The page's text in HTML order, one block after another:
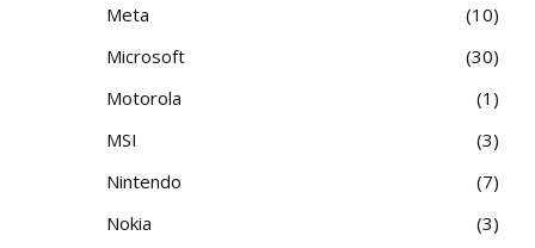
Meta
10
Microsoft
30
Motorola
1
MSI
3
Nintendo
7
Nokia
3